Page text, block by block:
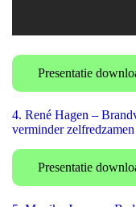
Presentatie
4. René Hagen –
verminder zelfredzamen
Presentatie